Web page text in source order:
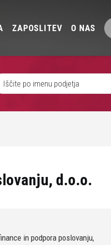
ZAPOSLITEV O NAS
d.o.o.
in podpora poslovanju,